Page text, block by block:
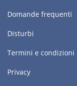
Domande frequenti
Disturbi
Termini e condizioni
Privacy